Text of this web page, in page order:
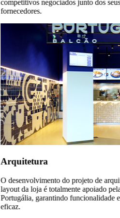
competitivos negociados junto dos
fornecedores.
Arquitetura
O desenvolvimento do projeto de
layout da loja é totalmente apoiado
Portugália, garantindo funcionalidade
eficaz.